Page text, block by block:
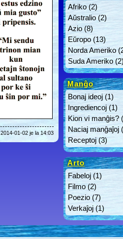
2014-01-02 je la 14:03
Afriko (2)
Aŭstralio (2)
Azio (8)
Eŭropo (13)
Norda Ameriko
Suda Ameriko (2)
Manĝo
Bonaj ideoj (1)
Ingrediencoj (1)
Kion vi manĝis?
Naciaj manĝaĵoj
Receptoj (3)
Arto
Fabeloj (1)
Filmo (2)
Poezio (7)
Verkaĵoj(1)